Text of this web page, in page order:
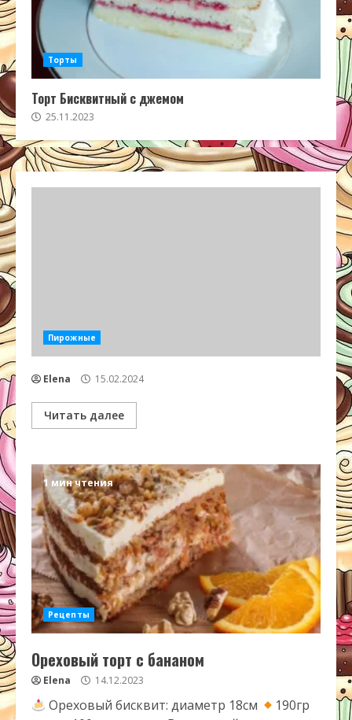
Торты
Торт Бисквитный с джемом
25.11.2023
Пирожные
Elena 15.02.2024
Читать далее
1 мин чтения
Рецепты
Ореховый торт с бананом
Elena 14.12.2023
Ореховый бисквит: диаметр 18см
190гр